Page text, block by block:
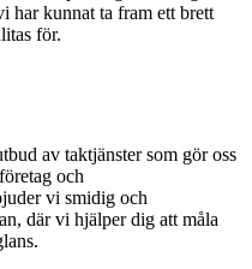
har kunnat ta fram ett brett
för.
av taktjänster som gör oss
och
vi smidig och
där vi hjälper dig att måla